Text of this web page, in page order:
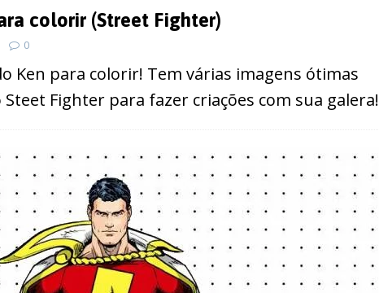
colorir (Street Fighter)
0
Ken para colorir! Tem várias imagens ótimas
Fighter para fazer criações com sua galera!